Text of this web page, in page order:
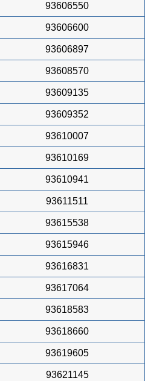
93606550
93606600
93606897
93608570
93609135
93609352
93610007
93610169
93610941
93611511
93615538
93615946
93616831
93617064
93618583
93618660
93619605
93621145